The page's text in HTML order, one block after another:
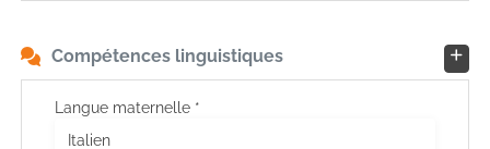
Compétences linguistiques
Langue maternelle *